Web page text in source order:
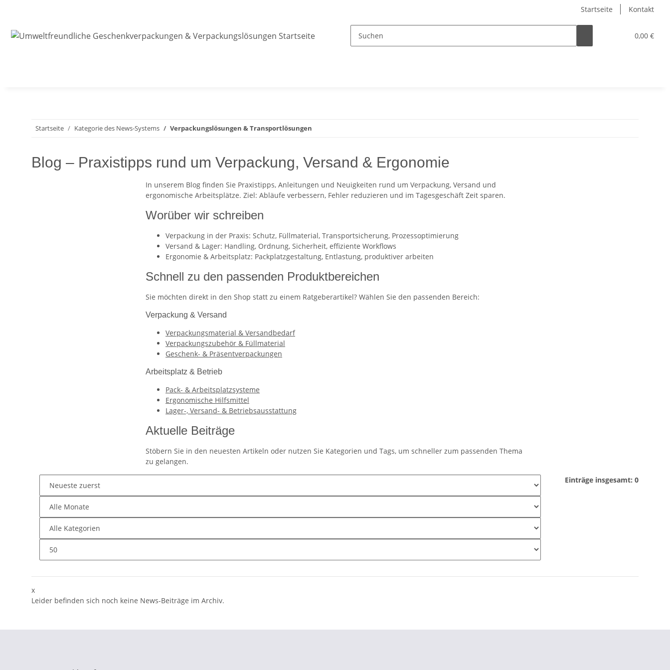
Startseite Kontakt
0,00 €
Startseite Kategorie des News-Systems Verpackungslösungen & Transportlösungen
Blog – Praxistipps rund um Verpackung, Versand & Ergonomie
In unserem Blog finden Sie Praxistipps, Anleitungen und Neuigkeiten rund um Verpackung, Versand und
ergonomische Arbeitsplätze. Ziel: Abläufe verbessern, Fehler reduzieren und im Tagesgeschäft Zeit sparen.
Worüber wir schreiben
Verpackung in der Praxis: Schutz, Füllmaterial, Transportsicherung, Prozessoptimierung
Versand & Lager: Handling, Ordnung, Sicherheit, effiziente Workflows
Ergonomie & Arbeitsplatz: Packplatzgestaltung, Entlastung, produktiver arbeiten
Schnell zu den passenden Produktbereichen
Sie möchten direkt in den Shop statt zu einem Ratgeberartikel? Wählen Sie den passenden Bereich:
Verpackung & Versand
Verpackungsmaterial & Versandbedarf
Verpackungszubehör & Füllmaterial
Geschenk- & Präsentverpackungen
Arbeitsplatz & Betrieb
Pack- & Arbeitsplatzsysteme
Ergonomische Hilfsmittel
Lager-, Versand- & Betriebsausstattung
Aktuelle Beiträge
Stöbern Sie in den neuesten Artikeln oder nutzen Sie Kategorien und Tags, um schneller zum passenden Thema
zu gelangen.
Einträge insgesamt: 0
x
Leider befinden sich noch keine News-Beiträge im Archiv.